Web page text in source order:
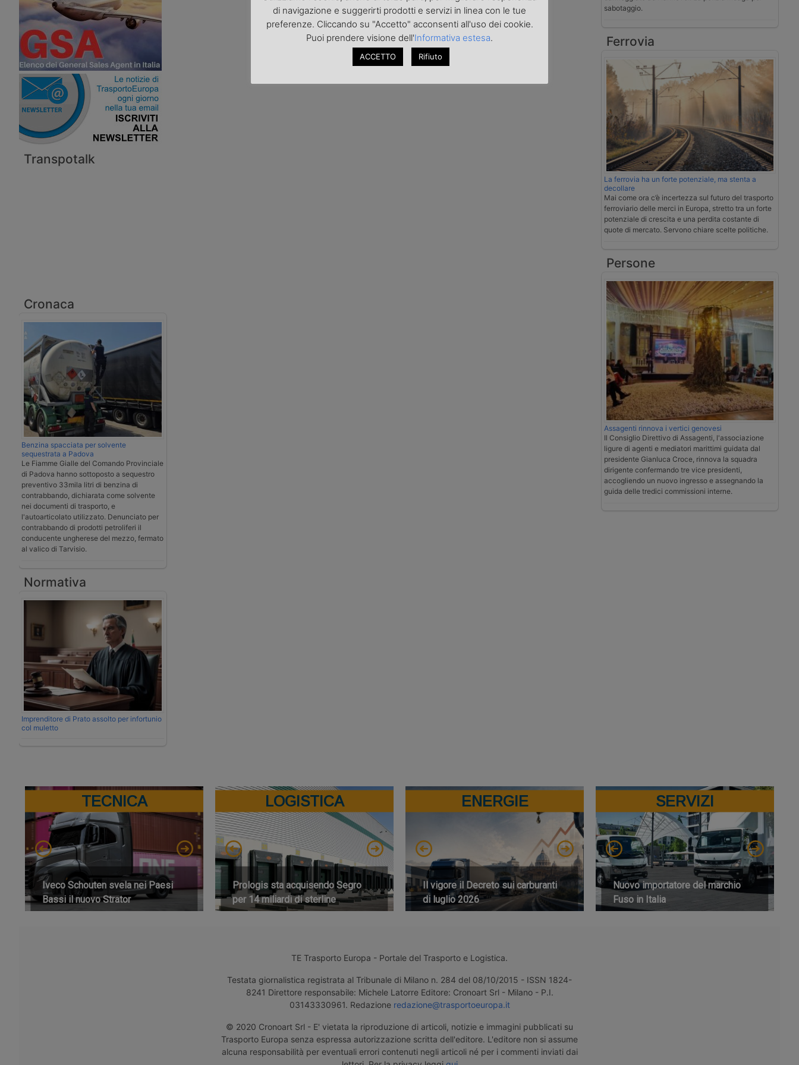
Transpotalk
Cronaca
Benzina spacciata per solvente
sequestrata a Padova
Le Fiamme Gialle del Comando Provinciale
di Padova hanno sottoposto a sequestro
preventivo 33mila litri di benzina di
contrabbando, dichiarata come solvente
nei documenti di trasporto, e
l'autoarticolato utilizzato. Denunciato per
contrabbando di prodotti petroliferi il
conducente ungherese del mezzo, fermato
al valico di Tarvisio.
Normativa
Imprenditore di Prato assolto per infortunio
col muletto
sabotaggio.
Ferrovia
La ferrovia ha un forte potenziale, ma stenta a
decollare
Mai come ora c’è incertezza sul futuro del trasporto
ferroviario delle merci in Europa, stretto tra un forte
potenziale di crescita e una perdita costante di
quote di mercato. Servono chiare scelte politiche.
Persone
Assagenti rinnova i vertici genovesi
Il Consiglio Direttivo di Assagenti, l'associazione
ligure di agenti e mediatori marittimi guidata dal
presidente Gianluca Croce, rinnova la squadra
dirigente confermando tre vice presidenti,
accogliendo un nuovo ingresso e assegnando la
guida delle tredici commissioni interne.
TECNICA
Iveco Schouten svela nei Paesi
Bassi il nuovo Strator
LOGISTICA
Prologis sta acquisendo Segro
per 14 miliardi di sterline
ENERGIE
Il vigore il Decreto sui carburanti
di luglio 2026
SERVIZI
Nuovo importatore del marchio
Fuso in Italia
TE Trasporto Europa - Portale del Trasporto e Logistica.
Testata giornalistica registrata al Tribunale di Milano n. 284 del 08/10/2015 - ISSN 1824-
8241 Direttore responsabile: Michele Latorre Editore: Cronoart Srl - Milano - P.I.
03143330961. Redazione redazione@trasportoeuropa.it
© 2020 Cronoart Srl - E' vietata la riproduzione di articoli, notizie e immagini pubblicati su
Trasporto Europa senza espressa autorizzazione scritta dell'editore. L'editore non si assume
alcuna responsabilità per eventuali errori contenuti negli articoli né per i commenti inviati dai
di navigazione e suggerirti prodotti e servizi in linea con le tue
preferenze. Cliccando su "Accetto" acconsenti all'uso dei cookie.
Puoi prendere visione dell'Informativa estesa.
ACCETTO Rifiuto